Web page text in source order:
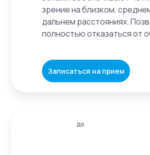
Записаться на прием
зрение на близком,
дальнем расстояниях.
полностью отказаться от
до